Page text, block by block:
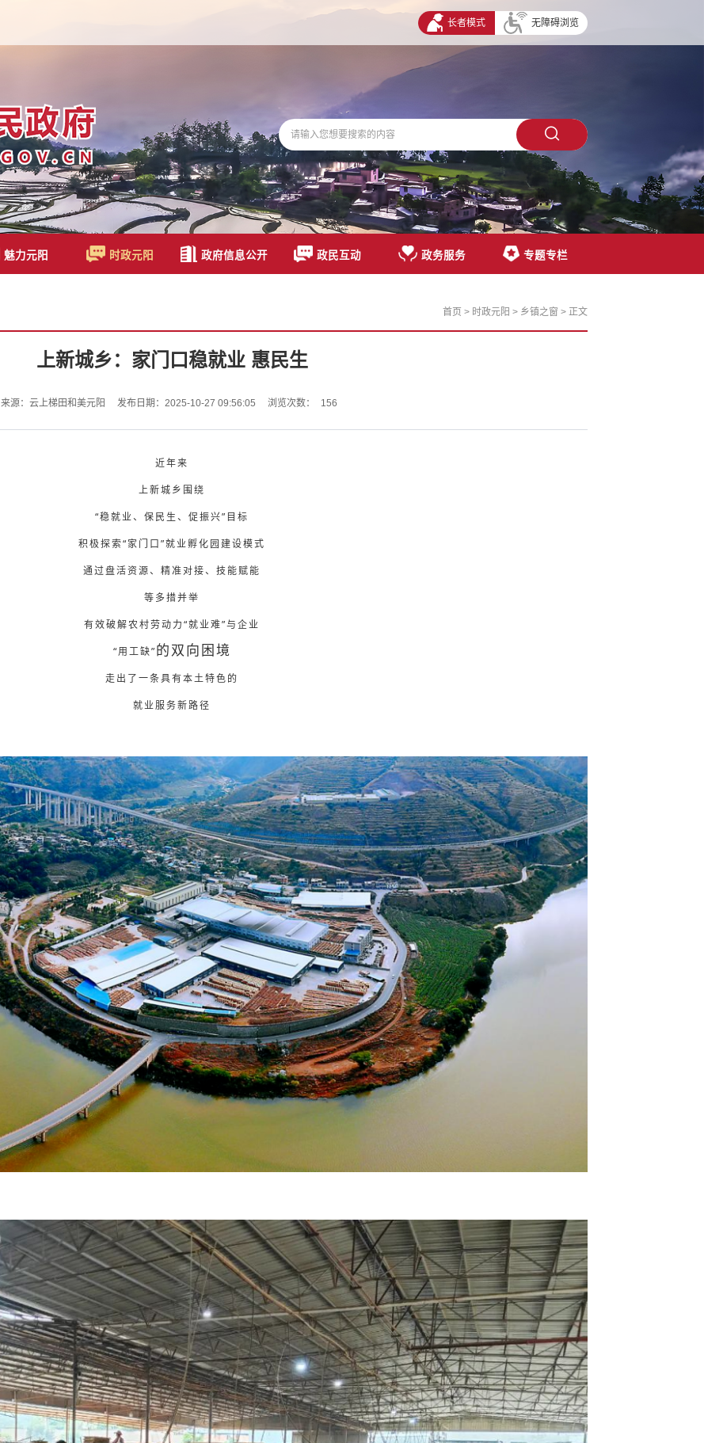
长者模式 无障碍浏览
魅力元阳 时政元阳 政府信息公开 政民互动 政务服务 专题专栏
首页 > 时政元阳 > 乡镇之窗 > 正文
上新城乡：家门口稳就业 惠民生
来源：云上梯田和美元阳 发布日期：2025-10-27 09:56:05 浏览次数： 156
近年来
上新城乡围绕
“稳就业、保民生、促振兴”目标
积极探索“家门口”就业孵化园建设模式
通过盘活资源、精准对接、技能赋能
等多措并举
有效破解农村劳动力“就业难”与企业
“用工缺”的双向困境
走出了一条具有本土特色的
就业服务新路径